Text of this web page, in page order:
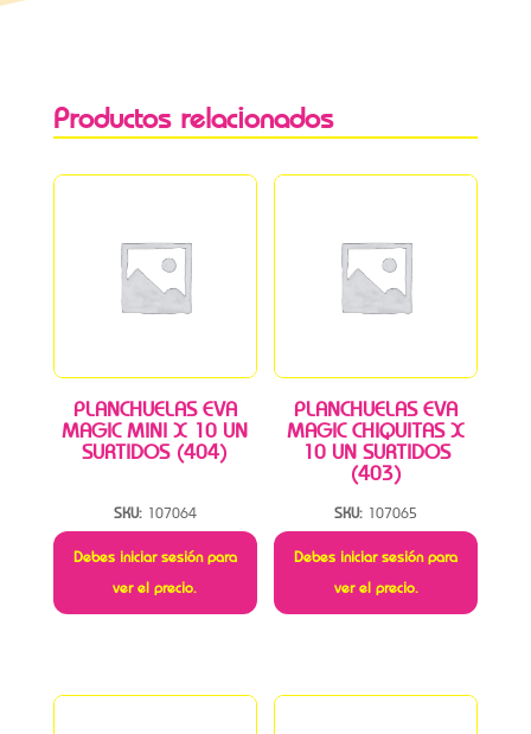
Productos relacionados
PLANCHUELAS EVA
MAGIC MINI X 10 UN
SURTIDOS (404)
SKU: 107064
Debes iniciar sesión para
ver el precio.
PLANCHUELAS EVA
MAGIC CHIQUITAS X
10 UN SURTIDOS
(403)
SKU: 107065
Debes iniciar sesión para
ver el precio.